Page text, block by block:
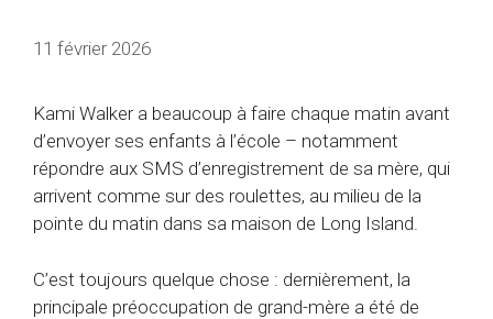
11 février 2026
Kami Walker a beaucoup à faire chaque matin avant
d’envoyer ses enfants à l’école – notamment
répondre aux SMS d’enregistrement de sa mère, qui
arrivent comme sur des roulettes, au milieu de la
pointe du matin dans sa maison de Long Island.
C’est toujours quelque chose : dernièrement, la
principale préoccupation de grand-mère a été de